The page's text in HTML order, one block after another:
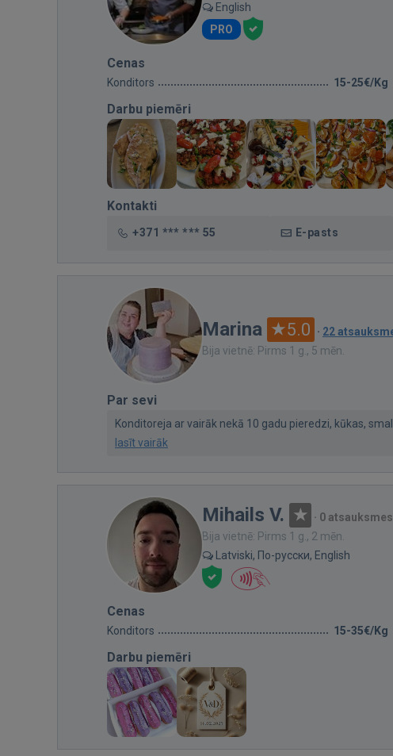
English
PRO
Cenas
Konditors 15-25€/Kg
Darbu piemēri
Kontakti
+371 *** *** 55 E-pasts
Marina 5.0 · 22
Bija vietnē: Pirms 1 g., 5 mēn.
Par sevi
Konditoreja ar vairāk nekā 10 gadu pieredzi, kūkas,
lasīt vairāk
Mihails V. · 0 atsauksmes
Bija vietnē: Pirms 1 g., 2 mēn.
Latviski, По-русски, English
Cenas
Konditors 15-35€/Kg
Darbu piemēri